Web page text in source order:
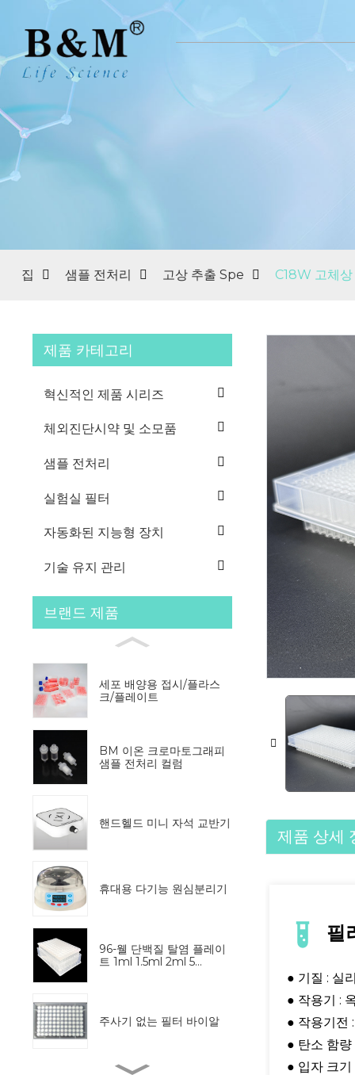
집 샘플 전처리 고상 추출 Spe C18W 고체
제품 카테고리
혁신적인 제품 시리즈
체외진단시약 및 소모품
샘플 전처리
실험실 필터
자동화된 지능형 장치
기술 유지 관리
브랜드 제품
세포 배양용 접시/플라스
크/플레이트
BM 이온 크로마토그래피
샘플 전처리 컬럼
핸드헬드 미니 자석 교반기
휴대용 다기능 원심분리기
96-웰 단백질 탈염 플레이
트 1ml 1.5ml 2ml 5...
주사기 없는 필터 바이알
제품 상세
필
● 기질 : 실
● 작용기 :
● 작용기전
● 탄소 함량
● 입자 크